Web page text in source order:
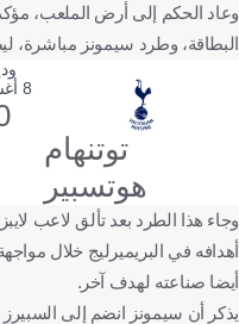
وعاد الحكم إلى أرض الملعب،
البطاقة، وطرد سيمونز مباشرة،
توتنهام
هوتسبير
8 أغسطس 2026
وجاء هذا الطرد بعد تألق لاعب
أهدافه في البريميرليج خلال
أيضا صناعته لهدف آخر.
يذكر أن سيمونز انضم إلى